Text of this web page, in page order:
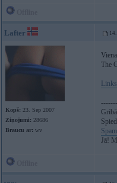
Lafter
Kopš: 23. Sep 2007
Ziņojumi: 28686
Braucu ar: wv
The
Links
Jā!